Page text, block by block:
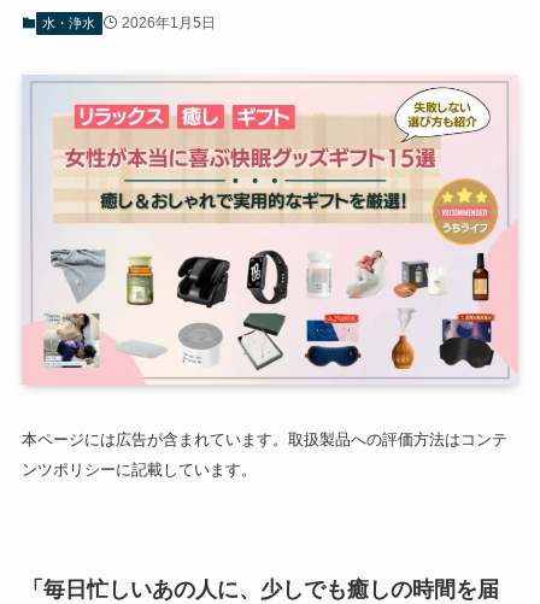
水・浄水 2026年1月5日
本ページには広告が含まれています。取扱製品への評価方法はコンテ
ンツポリシーに記載しています。
「毎日忙しいあの人に、少しでも癒しの時間を届